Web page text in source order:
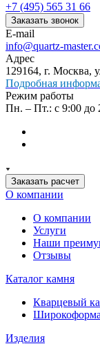
+7 (495) 565 31 66
Заказать звонок
E-mail
info@quartz-
Адрес
129164, г. Москва,
Подробная
Режим работы
Пн. – Пт.: с 9:00 до
Заказать расчет
О компании
О компании
Услуги
Наши
Отзывы
Каталог камня
Кварцевый
Изделия